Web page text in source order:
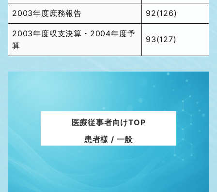
2003年度庶務報告 92(126)
2003年度収支決算・2004年度予
算
93(127)
医療従事者向けTOP
患者様 / 一般